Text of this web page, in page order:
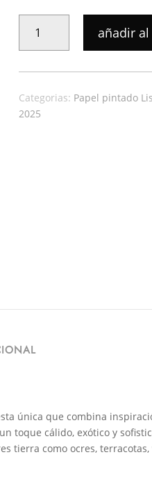
PINTADO
KENYA
035
añadir
Categorias: Papel pintado
2025
única que combina
toque cálido, exótico y
tierra como ocres, terracotas,